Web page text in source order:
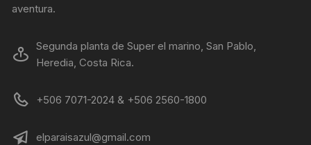
aventura.
Segunda planta de Super el marino, San Pablo,
Heredia, Costa Rica.
+506 7071-2024 & +506 2560-1800
elparaisazul@gmail.com